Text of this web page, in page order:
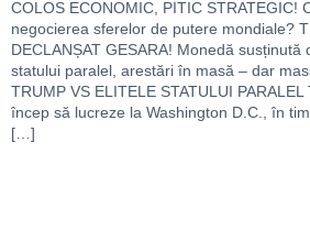
COLOS ECONOMIC, PITIC STRATEGIC!
negocierea sferelor de putere mondiale?
DECLANȘAT GESARA! Monedă susținută
statului paralel, arestări în masă – dar
TRUMP VS ELITELE STATULUI
încep să lucreze la Washington D.C., în
[…]